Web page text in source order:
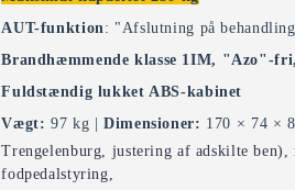
AUT-funktion: "Afslutning på
Brandhæmmende klasse 1IM, "Azo"-
Fuldstændig lukket ABS-kabinet
Vægt:97 kg |Dimensioner: 170 × 74 ×
Trengelenburg, justering af adskilte
fodpedalstyring,